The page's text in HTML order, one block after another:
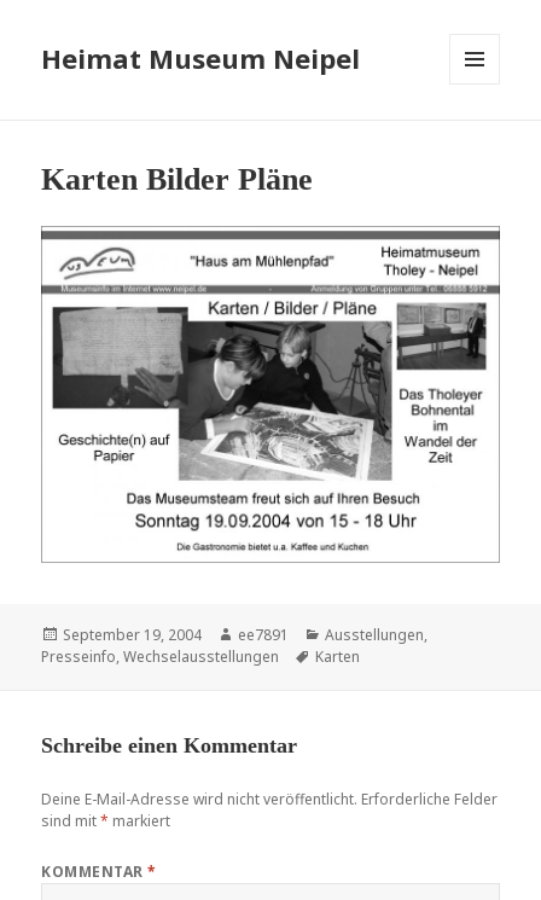
Heimat Museum Neipel
Karten Bilder Pläne
Veröffentlicht
am
September 19, 2004 Autor
ee7891 Kategorien
Ausstellungen,
Presseinfo,Wechselausstellungen Schlagwörter
Karten
Schreibe einen Kommentar
Deine E-Mail-Adresse wird nicht veröffentlicht. Erforderliche Felder
sind mit* markiert
KOMMENTAR*